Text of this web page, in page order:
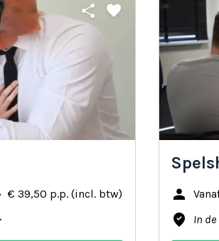
share favorite
€ 39,50 p.p. (incl. btw)
person
where_to_vote In